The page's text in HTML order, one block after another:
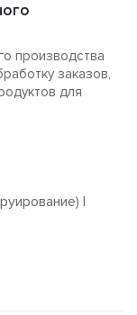
производства
заказов,
для
|